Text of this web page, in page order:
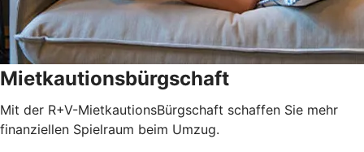
Mietkautionsbürgschaft
Mit der R+V-MietkautionsBürgschaft schaffen Sie mehr
finanziellen Spielraum beim Umzug.